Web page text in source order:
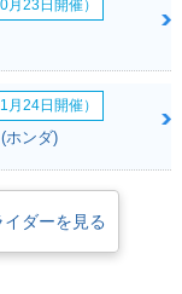
23日開催）
24日開催）
ホンダ)
ダーを見る